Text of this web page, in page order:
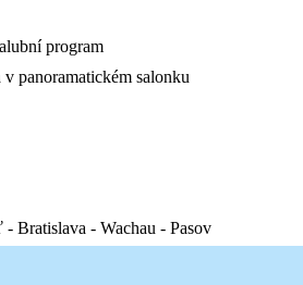
program
panoramatickém salonku
Bratislava - Wachau - Pasov